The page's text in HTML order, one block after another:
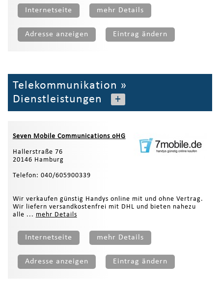
Internetseite mehr Details
Adresse anzeigen Eintrag ändern
Telekommunikation »
Dienstleistungen
+
Seven Mobile Communications oHG
Hallerstraße 76
20146 Hamburg
Telefon: 040/605900339
Wir verkaufen günstig Handys online mit und ohne Vertrag.
Wir liefern versandkostenfrei mit DHL und bieten nahezu
alle ... mehr Details
Internetseite mehr Details
Adresse anzeigen Eintrag ändern